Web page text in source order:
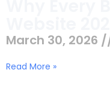
March 30, 2026
Read More »